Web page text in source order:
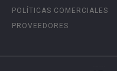
POLÍTICAS COMERCIALES
PROVEEDORES